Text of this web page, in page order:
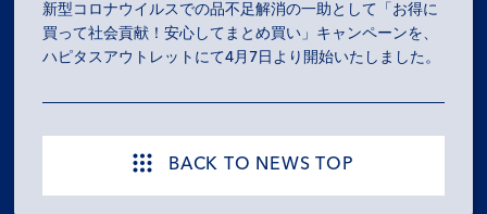
新型コロナウイルスでの品不足解消の一助として「お得に
買って社会貢献！安心してまとめ買い」キャンペーンを、
ハピタスアウトレットにて4月7日より開始いたしました。
BACK TO NEWS TOP